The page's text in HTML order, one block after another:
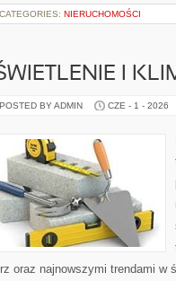
CATEGORIES: NIERUCHOMOŚCI
I
POSTED BY ADMIN CZE - 1 - 2026
oraz najnowszymi trendami w